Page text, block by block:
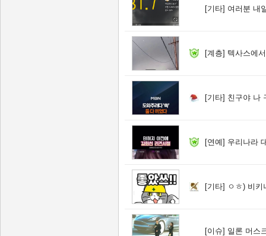
[기타] 여러분 내
[계층] 텍사스에
[기타] 친구야 나
[연예] 우리나라
[기타] ㅇㅎ) 비
[이슈] 일론 머스